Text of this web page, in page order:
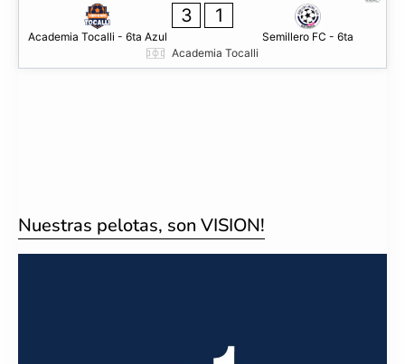
Academia Tocalli - 6ta Azul
3 1
Semillero FC - 6ta
Academia Tocalli
Nuestras pelotas, son VISION!